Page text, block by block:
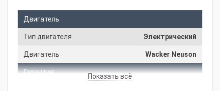
Двигатель
Тип двигателя Электрический
Двигатель Wacker Neuson
Гарантия
Показать всё